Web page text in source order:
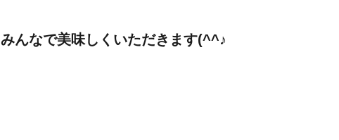
みんなで美味しくいただきます(^^♪